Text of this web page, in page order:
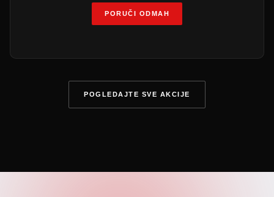
PORUČI ODMAH
POGLEDAJTE SVE AKCIJE